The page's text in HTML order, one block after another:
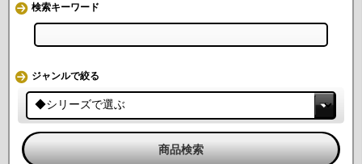
検索キーワード
ジャンルで絞る